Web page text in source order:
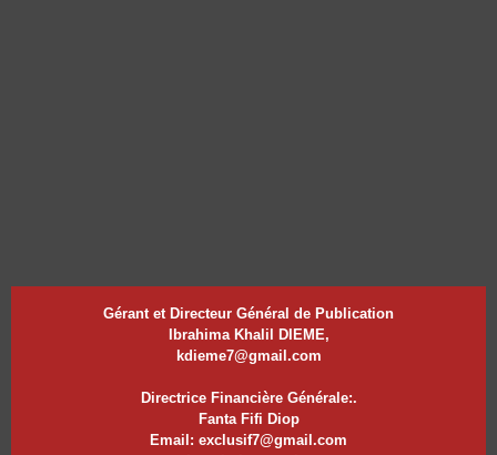
Gérant et Directeur Général de Publication
Ibrahima Khalil DIEME,
kdieme7@gmail.com
Directrice Financière Générale:.
Fanta Fifi Diop
Email: exclusif7@gmail.com